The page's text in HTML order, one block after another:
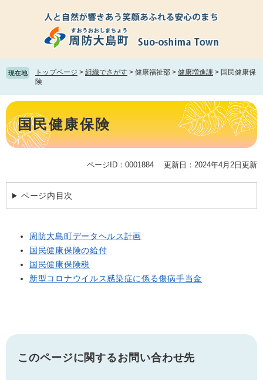
頭
で
飛
ば
て
文
へ
現在地 トップページ > 組織でさがす > 健康福祉部 > 健康増進課 > 国民健康保
険
本
文 国民健康保険
ページID：0001884 更新日：2024年4月2日更新
ページ内目次
周防大島町データヘルス計画
国民健康保険の給付
国民健康保険税
新型コロナウイルス感染症に係る傷病手当金
このページに関するお問い合わせ先